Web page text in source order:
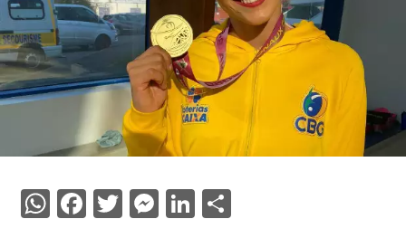
WhatsApp
Facebook
Twitter
Messenger
LinkedIn
Share